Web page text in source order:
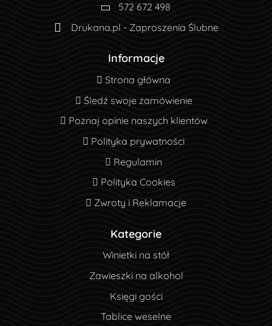
572 672 498
Drukana.pl - Zaproszenia Ślubne
Informacje
Strona główna
Strona główna
Śledź swoje zamówienie
Śledź swoje zamówienie
Poznaj opinie naszych klientów
Poznaj opinie naszych klientów
Polityka prywatności
Polityka prywatności
Regulamin
Regulamin
Polityka Cookies
Polityka Cookies
Zwroty i Reklamacje
Zwroty i Reklamacje
Kategorie
Winietki na stół
Zawieszki na alkohol
Księgi gości
Tablice weselne